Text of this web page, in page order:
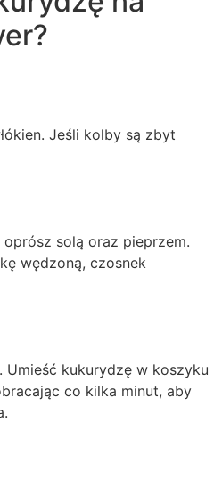
Jeśli kolby są zbyt
solą oraz pieprzem.
wędzoną, czosnek
kukurydzę w koszyku
co kilka minut, aby